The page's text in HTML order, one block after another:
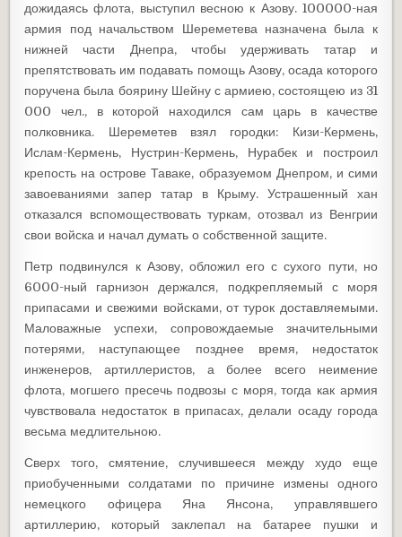
дожидаясь флота, выступил весною к Азову. 100000-ная
армия под начальством Шереметева назначена была к
нижней части Днепра, чтобы удерживать татар и
препятствовать им подавать помощь Азову, осада которого
поручена была боярину Шейну с армиею, состоящею из 31
000 чел., в которой находился сам царь в качестве
полковника. Шереметев взял городки: Кизи-Кермень,
Ислам-Кермень, Нустрин-Кермень, Нурабек и построил
крепость на острове Таваке, образуемом Днепром, и сими
завоеваниями запер татар в Крыму. Устрашенный хан
отказался вспомоществовать туркам, отозвал из Венгрии
свои войска и начал думать о собственной защите.
Петр подвинулся к Азову, обложил его с сухого пути, но
6000-ный гарнизон держался, подкрепляемый с моря
припасами и свежими войсками, от турок доставляемыми.
Маловажные успехи, сопровождаемые значительными
потерями, наступающее позднее время, недостаток
инженеров, артиллеристов, а более всего неимение
флота, могшего пресечь подвозы с моря, тогда как армия
чувствовала недостаток в припасах, делали осаду города
весьма медлительною.
Сверх того, смятение, случившееся между худо еще
приобученными солдатами по причине измены одного
немецкого офицера Яна Янсона, управлявшего
артиллерию, который заклепал на батарее пушки и